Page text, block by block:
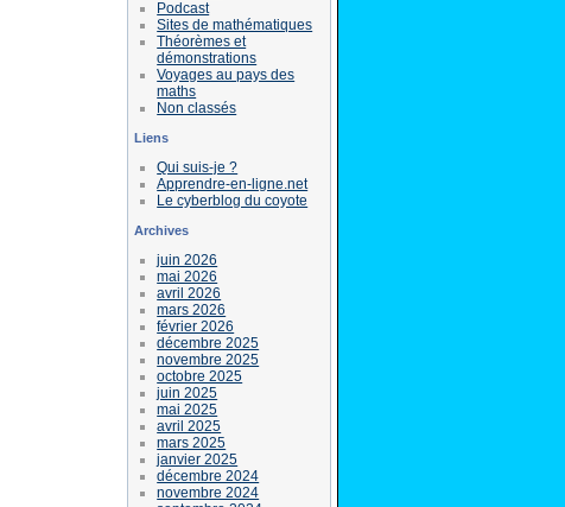
Podcast
Sites de mathématiques
Théorèmes et
démonstrations
Voyages au pays des
maths
Non classés
Liens
Qui suis-je ?
Apprendre-en-ligne.net
Le cyberblog du coyote
Archives
juin 2026
mai 2026
avril 2026
mars 2026
février 2026
décembre 2025
novembre 2025
octobre 2025
juin 2025
mai 2025
avril 2025
mars 2025
janvier 2025
décembre 2024
novembre 2024